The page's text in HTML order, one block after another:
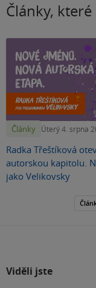
Články,
Články Úterý 4. srpna
Radka Třeštíková
autorskou kapitolu.
jako Velikovsky
Viděli jste